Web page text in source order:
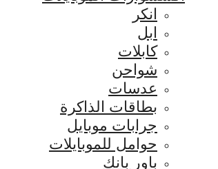
انكر
ابل
كابلات
شواحن
عدسات
بطاقات الذاكرة
جرابات موبايل
حوامل للموبايلات
باور بانك